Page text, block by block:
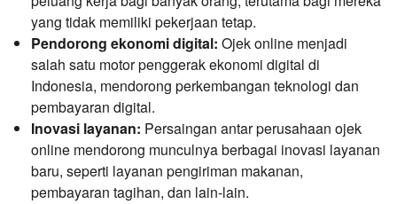
yang tidak memiliki pekerjaan tetap.
Pendorong ekonomi digital: Ojek online menjadi
salah satu motor penggerak ekonomi digital di
Indonesia, mendorong perkembangan teknologi dan
pembayaran digital.
Inovasi layanan: Persaingan antar perusahaan ojek
online mendorong munculnya berbagai inovasi layanan
baru, seperti layanan pengiriman makanan,
pembayaran tagihan, dan lain-lain.